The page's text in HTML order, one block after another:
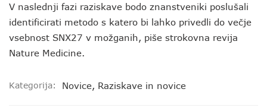
V naslednji fazi raziskave bodo znanstveniki poslušali
identificirati metodo s katero bi lahko privedli do večje
vsebnost SNX27 v možganih, piše strokovna revija
Nature Medicine.
Kategorija: Novice, Raziskave in novice